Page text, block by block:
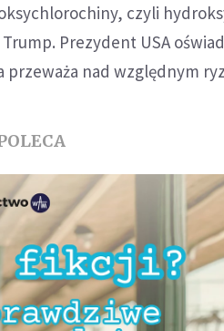
czyli
Prezydent USA
nad względnym